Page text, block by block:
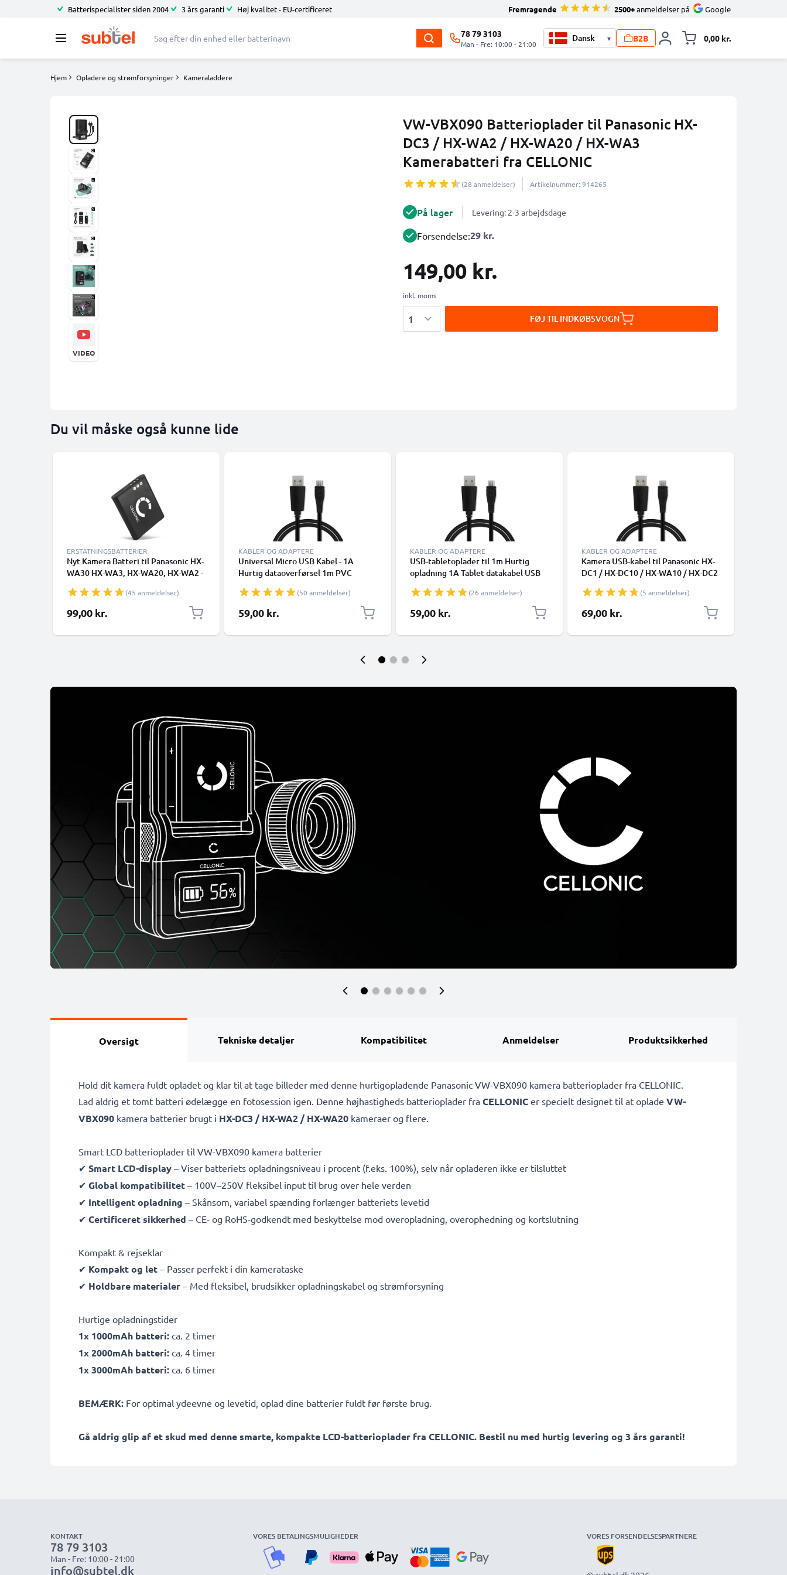
Batterispecialister siden 2004 3 års garanti Høj kvalitet - EU-certificeret Fremragende 2500+anmeldelser på Google
78 79 3103
Man - Fre: 10:00 - 21:00
▾ B2B 0,00 kr.
Hjem Opladere og strømforsyninger Kameraladdere
VW-VBX090 Batterioplader til Panasonic HX-
DC3 / HX-WA2 / HX-WA20 / HX-WA3
Kamerabatteri fra CELLONIC
(28 anmeldelser) Artikelnummer: 914265
VIDEO
På lager Levering: 2-3 arbejdsdage
Forsendelse:29 kr.
149,00 kr.
inkl. moms
FØJ TIL INDKØBSVOGN
Du vil måske også kunne lide
ERSTATNINGSBATTERIER
Nyt Kamera Batteri til Panasonic HX-
WA30 HX-WA3, HX-WA20, HX-WA2 -
skift batteri til kamera(45 anmeldelser)
99,00 kr.
KABLER OG ADAPTERE
Universal Micro USB Kabel - 1A
Hurtig dataoverførsel 1m PVC
(50 anmeldelser)
59,00 kr.
KABLER OG ADAPTERE
USB-tabletoplader til 1m Hurtig
opladning 1A Tablet datakabel USB
(26 anmeldelser)
59,00 kr.
KABLER OG ADAPTERE
Kamera USB-kabel til Panasonic HX-
DC1 / HX-DC10 / HX-WA10 / HX-DC2
opladning af datakabel til kamera 1A
Opladerledning PVC - Sort
(5 anmeldelser)
69,00 kr.
Oversigt Tekniske detaljer Kompatibilitet Anmeldelser Produktsikkerhed
Hold dit kamera fuldt opladet og klar til at tage billeder med denne hurtigopladende Panasonic VW-VBX090 kamera batterioplader fra CELLONIC.
Lad aldrig et tomt batteri ødelægge en fotosession igen. Denne højhastigheds batterioplader fra CELLONIC er specielt designet til at oplade VW-
VBX090 kamera batterier brugt i HX-DC3 / HX-WA2 / HX-WA20 kameraer og flere.
Smart LCD batterioplader til VW-VBX090 kamera batterier
✔ Smart LCD-display – Viser batteriets opladningsniveau i procent (f.eks. 100%), selv når opladeren ikke er tilsluttet
✔ Global kompatibilitet – 100V–250V fleksibel input til brug over hele verden
✔ Intelligent opladning – Skånsom, variabel spænding forlænger batteriets levetid
✔ Certificeret sikkerhed – CE- og RoHS-godkendt med beskyttelse mod overopladning, overophedning og kortslutning
Kompakt & rejseklar
✔ Kompakt og let – Passer perfekt i din kamerataske
✔ Holdbare materialer – Med fleksibel, brudsikker opladningskabel og strømforsyning
Hurtige opladningstider
1x 1000mAh batteri: ca. 2 timer
1x 2000mAh batteri: ca. 4 timer
1x 3000mAh batteri: ca. 6 timer
BEMÆRK: For optimal ydeevne og levetid, oplad dine batterier fuldt før første brug.
Gå aldrig glip af et skud med denne smarte, kompakte LCD-batterioplader fra CELLONIC. Bestil nu med hurtig levering og 3 års garanti!
KONTAKT
78 79 3103
Man - Fre: 10:00 - 21:00
info@subtel.dk
VORES BETALINGSMULIGHEDER VORES FORSENDELSESPARTNERE